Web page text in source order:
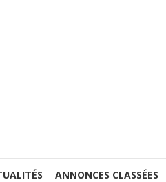
ANNONCES CLASSÉES